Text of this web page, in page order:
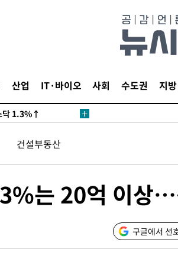
산업 IT·바이오 사회 수도권 지방
닥 1.3%↑
건설부동산
는 20억 이상
구글에서 선